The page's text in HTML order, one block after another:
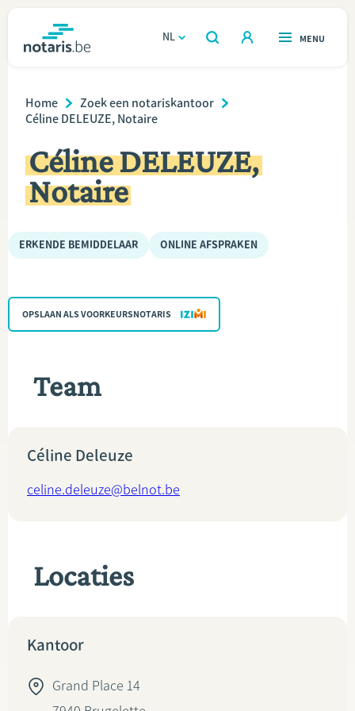
inhoud
NL
OPEN
ZOEKEN
OPEN
MENU
Wonen
Relatie & samenleven
Erven & schenken
Ondernemen
Rekenmodules
VIND EEN NOTARIS
Breadcrumb
Home
Zoek een notariskantoor
Céline DELEUZE, Notaire
Céline DELEUZE,
Notaire
ERKENDE BEMIDDELAAR ONLINE AFSPRAKEN
OPSLAAN ALS VOORKEURSNOTARIS
Team
Céline Deleuze
celine.deleuze@belnot.be
Locaties
Kantoor
Grand Place 14